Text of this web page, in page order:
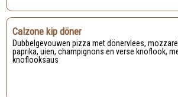
Calzone kip döner
Dubbelgevouwen pizza met dönervlees, mozzarella kaas,
paprika, uien, champignons en verse knoflook,
knoflooksaus